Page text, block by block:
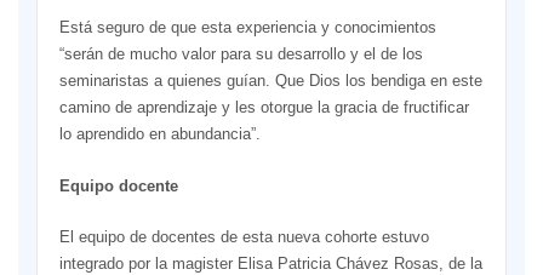
Está seguro de que esta experiencia y conocimientos
“serán de mucho valor para su desarrollo y el de los
seminaristas a quienes guían. Que Dios los bendiga en este
camino de aprendizaje y les otorgue la gracia de fructificar
lo aprendido en abundancia”.
Equipo docente
El equipo de docentes de esta nueva cohorte estuvo
integrado por la magister Elisa Patricia Chávez Rosas, de la